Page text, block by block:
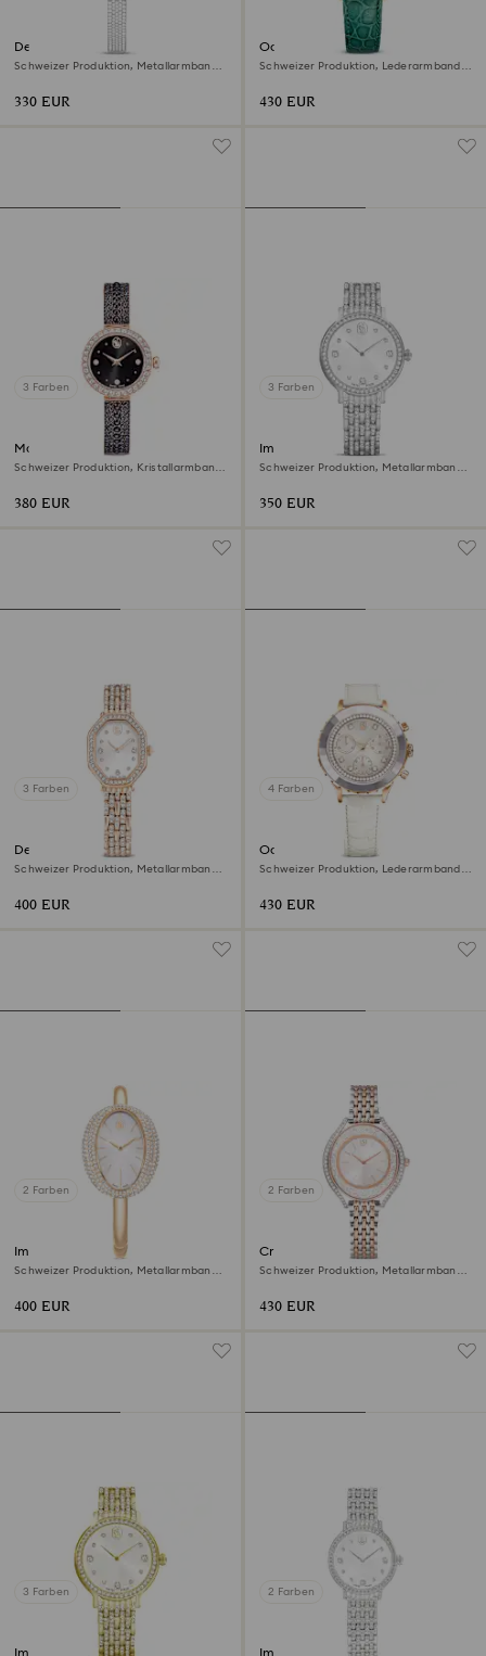
Dextera bangle Uhr
Schweizer Produktion, Metallarmband,
330 EUR
Octea chrono Uhr
Schweizer Produktion, Lederarmband,
430 EUR
3 Farben
Matrix pearl bangle Uhr
Schweizer Produktion, Kristallarmband,
380 EUR
3 Farben
Imber Uhr
Schweizer Produktion, Metallarmband,
350 EUR
3 Farben
Dextera octagon Uhr
Schweizer Produktion, Metallarmband,
400 EUR
4 Farben
Octea chrono Uhr
Schweizer Produktion, Lederarmband,
430 EUR
2 Farben
Imber bangle Uhr
Schweizer Produktion, Metallarmband,
400 EUR
2 Farben
Crystalline aura Uhr
Schweizer Produktion, Metallarmband,
430 EUR
3 Farben
Imber Uhr
2 Farben
Imber Uhr